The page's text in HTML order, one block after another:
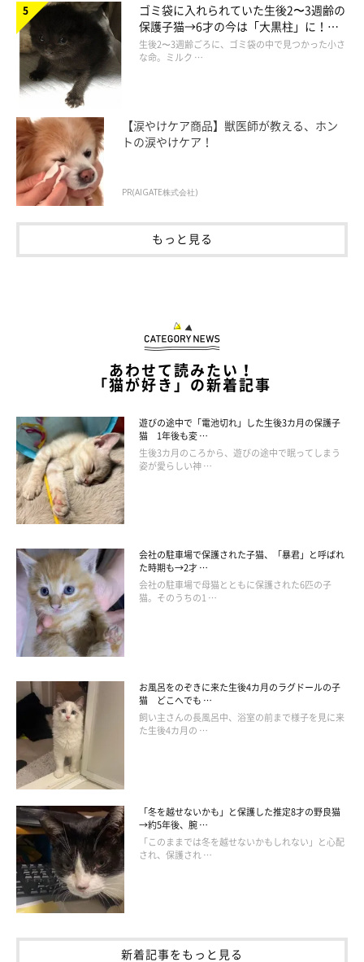
ゴミ袋に入れられていた生後2〜3週齢の
保護子猫→6才の今は「大黒柱」に！
美しい黒猫に成長した姿にグッとくる
生後2〜3週齢ごろに、ゴミ袋の中で見つかった小さ
な命。ミルク …
【涙やけケア商品】獣医師が教える、ホン
トの涙やけケア！
PR(AIGATE株式会社)
もっと見る
あわせて読みたい！
「猫が好き」の新着記事
遊びの途中で「電池切れ」した生後3カ月の保護子
猫 1年後も変 …
生後3カ月のころから、遊びの途中で眠ってしまう
姿が愛らしい神 …
会社の駐車場で保護された子猫、「暴君」と呼ばれ
た時期も→2才 …
会社の駐車場で母猫とともに保護された6匹の子
猫。そのうちの1 …
お風呂をのぞきに来た生後4カ月のラグドールの子
猫 どこへでも …
飼い主さんの長風呂中、浴室の前まで様子を見に来
た生後4カ月の …
「冬を越せないかも」と保護した推定8才の野良猫
→約5年後、腕 …
「このままでは冬を越せないかもしれない」と心配
され、保護され …
新着記事をもっと見る